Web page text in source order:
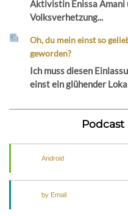
Aktivistin Enissa Amani
Volksverhetzung...
Oh, du mein einst so
geworden?
Ich muss diesen
einst ein glühender
Android
by Email